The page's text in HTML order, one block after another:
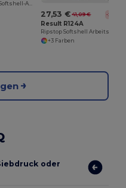
27,53 € 41,09 € -33%
Result R124A
+3 Farben
oder